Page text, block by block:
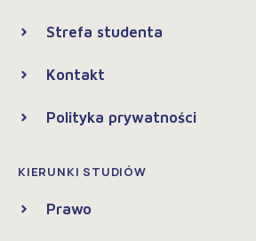
Strefa studenta
Kontakt
Polityka prywatności
KIERUNKI STUDIÓW
Prawo